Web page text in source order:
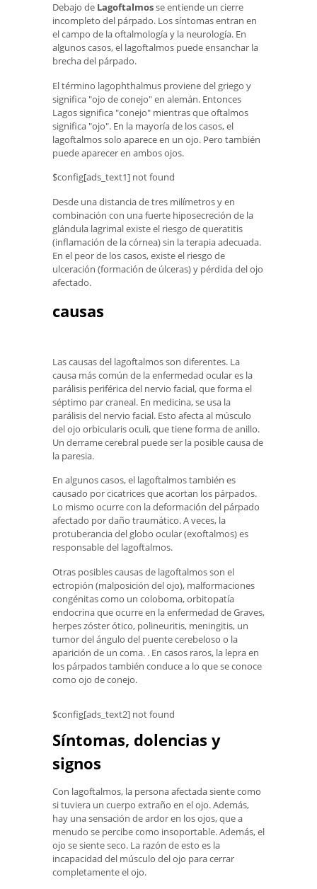
Debajo de Lagoftalmosse entiende un cierre
incompleto del párpado. Los síntomas entran en
el campo de la oftalmología y la neurología. En
algunos casos, el lagoftalmos puede ensanchar la
brecha del párpado.
El término lagophthalmus proviene del griego y
significa "ojo de conejo" en alemán. Entonces
Lagos significa "conejo" mientras que oftalmos
significa "ojo". En la mayoría de los casos, el
lagoftalmos solo aparece en un ojo. Pero también
puede aparecer en ambos ojos.
$config[ads_text1] not found
Desde una distancia de tres milímetros y en
combinación con una fuerte hiposecreción de la
glándula lagrimal existe el riesgo de queratitis
(inflamación de la córnea) sin la terapia adecuada.
En el peor de los casos, existe el riesgo de
ulceración (formación de úlceras) y pérdida del ojo
afectado.
causas
Las causas del lagoftalmos son diferentes. La
causa más común de la enfermedad ocular es la
parálisis periférica del nervio facial, que forma el
séptimo par craneal. En medicina, se usa la
parálisis del nervio facial. Esto afecta al músculo
del ojo orbicularis oculi, que tiene forma de anillo.
Un derrame cerebral puede ser la posible causa de
la paresia.
En algunos casos, el lagoftalmos también es
causado por cicatrices que acortan los párpados.
Lo mismo ocurre con la deformación del párpado
afectado por daño traumático. A veces, la
protuberancia del globo ocular (exoftalmos) es
responsable del lagoftalmos.
Otras posibles causas de lagoftalmos son el
ectropión (malposición del ojo), malformaciones
congénitas como un coloboma, orbitopatía
endocrina que ocurre en la enfermedad de Graves,
herpes zóster ótico, polineuritis, meningitis, un
tumor del ángulo del puente cerebeloso o la
aparición de un coma. . En casos raros, la lepra en
los párpados también conduce a lo que se conoce
como ojo de conejo.
$config[ads_text2] not found
Síntomas, dolencias y
signos
Con lagoftalmos, la persona afectada siente como
si tuviera un cuerpo extraño en el ojo. Además,
hay una sensación de ardor en los ojos, que a
menudo se percibe como insoportable. Además, el
ojo se siente seco. La razón de esto es la
incapacidad del músculo del ojo para cerrar
completamente el ojo.